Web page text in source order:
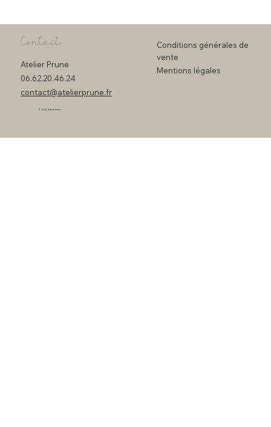
Contact
Atelier Prune
06.62.20.46.24
contact@atelierprune.fr
Conditions générales de
vente
Mentions légales
© 2026 Atelier Prune